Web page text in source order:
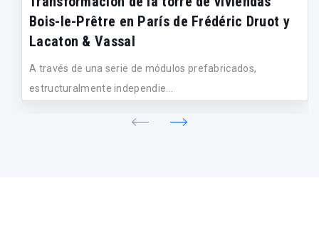
Bois-le-Prêtre en París de Frédéric Druot y
Lacaton & Vassal
A través de una serie de módulos prefabricados,
estructuralmente independie...